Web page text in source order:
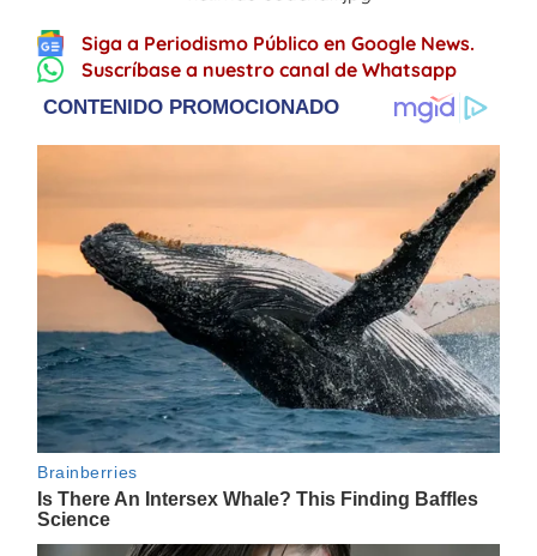
Siga a Periodismo Público en Google News.
Suscríbase a nuestro canal de Whatsapp